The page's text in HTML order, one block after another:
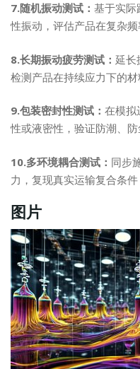
7.随机振动测试： 基于实际
性振动，评估产品在复杂频
8.长期振动疲劳测试： 延长
检测产品在持续应力下的材
9.包装密封性测试： 在模拟
性或液密性，验证防潮、防
10.多环境耦合测试： 同步
力，复现真实运输复合条
图片